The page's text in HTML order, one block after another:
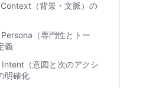
（背景・文脈）の
（専門性とトー
義
（意図と次のアクシ
明確化